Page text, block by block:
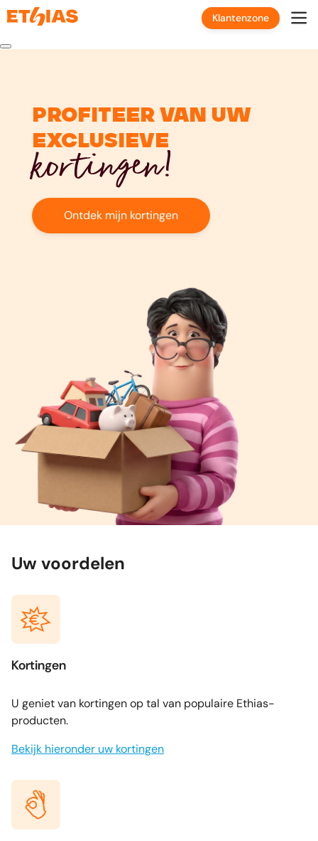
Klantenzone
Profiteer van uw
exclusieve
kortingen!
Ontdek mijn kortingen
Uw voordelen
Kortingen
U geniet van kortingen op tal van populaire Ethias-
producten.
Bekijk hieronder uw kortingen